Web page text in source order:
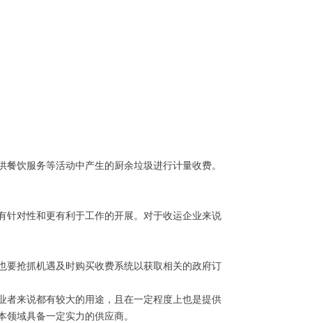
饮服务等活动中产生的厨余垃圾进行计量收费。
针对性和更有利于工作的开展。对于收运企业来说
要抢抓机遇及时购买收费系统以获取相关的政府订
者来说都有较大的用途，且在一定程度上也是提供
域具备一定实力的供应商。